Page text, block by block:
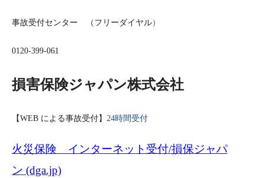
事故受付センター （フリーダイヤル）
0120-399-061
損害保険ジャパン株式会社
【WEB による事故受付】 24時間受付
火災保険 インターネット受付/損保ジャパ
ン (dga.jp)